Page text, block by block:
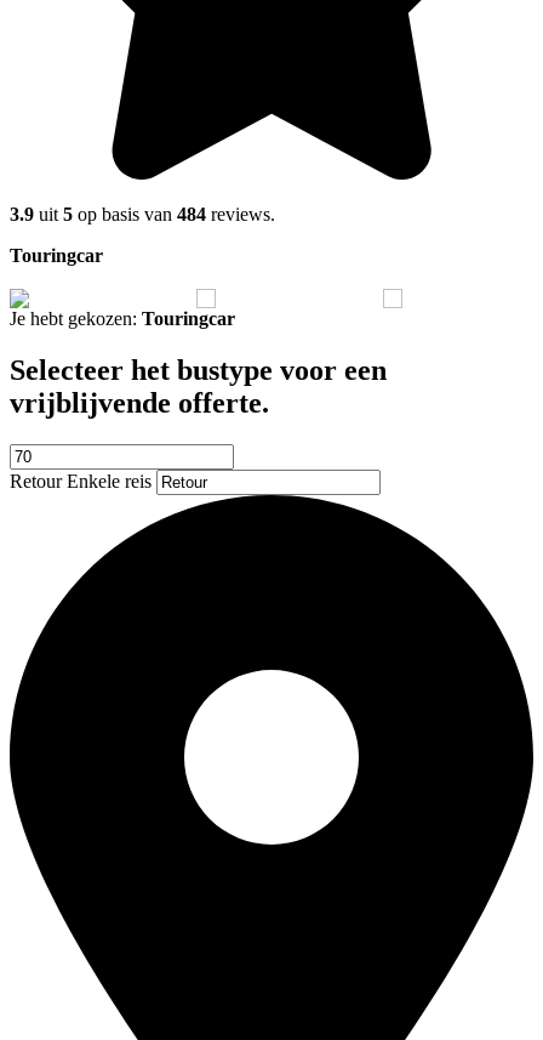
3.9 uit 5 op basis van 484 reviews.
Touringcar
Je hebt gekozen: Touringcar
Selecteer het bustype voor een
vrijblijvende offerte.
RetourEnkele reis